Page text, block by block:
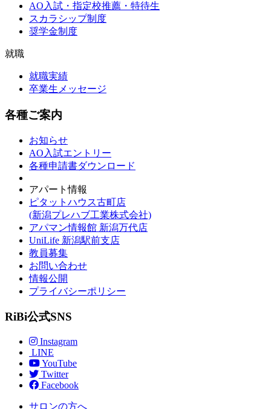
AO入試・指定校推薦・特待生
スカラシップ制度
奨学金制度
就職
就職実績
卒業生メッセージ
各種ご案内
お知らせ
AO入試エントリー
各種申請書ダウンロード
アパート情報
ピタットハウス古町店
(新潟プレハブ工業株式会社)
アパマン情報館 新潟万代店
UniLife 新潟駅前支店
教員募集
お問い合わせ
情報公開
プライバシーポリシー
RiBi公式SNS
Instagram
LINE
YouTube
Twitter
Facebook
サロンの方へ